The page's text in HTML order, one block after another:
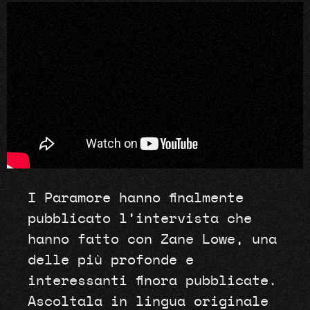
I Paramore hanno finalmente
pubblicato l’intervista che
hanno fatto con Zane Lowe, una
delle più profonde e
interessanti finora pubblicate.
Ascoltala in lingua originale